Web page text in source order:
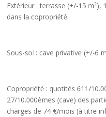
Extérieur : terrasse (+/-15 m²),
dans la copropriété.
Sous-sol : cave privative (+/-6
Copropriété : quotités 611/
27/10.000èmes (cave) des
charges de 74 €/mois (à titre